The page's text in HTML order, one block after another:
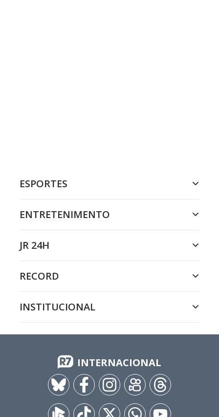
ESPORTES
ENTRETENIMENTO
JR 24H
RECORD
INSTITUCIONAL
INTERNACIONAL